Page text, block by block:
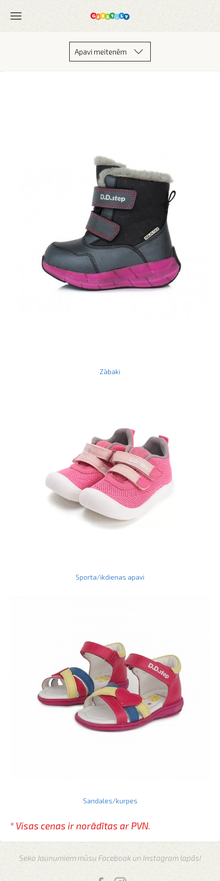
Apavi meitenēm
* Visas cenas ir norādītas ar PVN.
Zābaki
Sporta/ikdienas apavi
Sandales/kurpes
Seko Jaunumiem mūsu Facebook un Instagram lapās!